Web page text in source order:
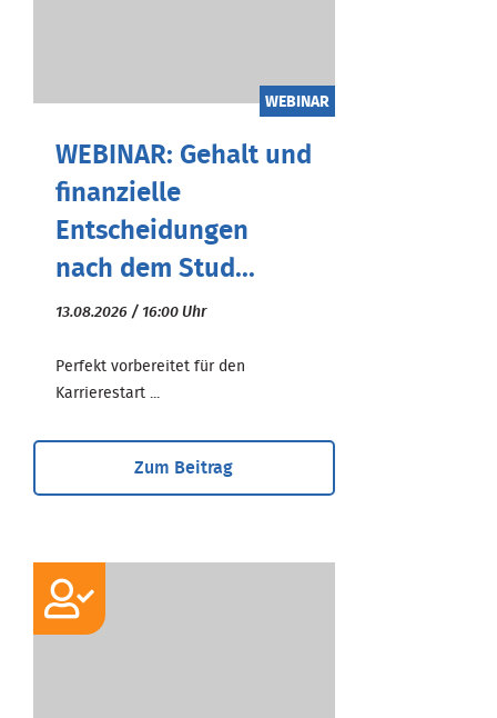
WEBINAR
WEBINAR: Gehalt und
finanzielle
Entscheidungen
nach dem Stud...
13.08.2026 / 16:00 Uhr
Perfekt vorbereitet für den
Karrierestart ...
Zum Beitrag